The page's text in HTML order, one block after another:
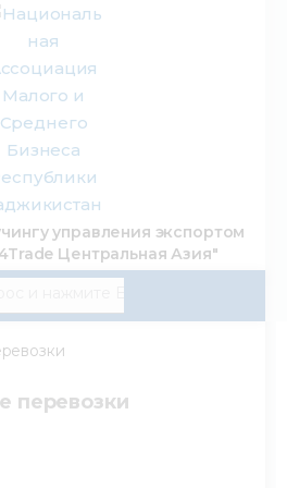
управления экспортом
Центральная Азия"
перевозки